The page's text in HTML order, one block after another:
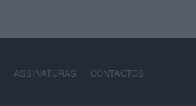
ASSINATURAS CONTACTOS